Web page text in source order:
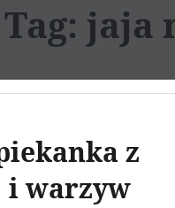
Tag: jaja
z
i warzyw